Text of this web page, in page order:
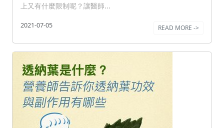
上又有什麼限制呢？讓醫師...
2021-07-05 READ MORE ->